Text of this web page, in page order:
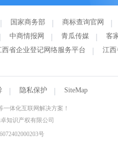
国家商务部 商标查询官网
中商情报网 青瓜传媒 客
西省企业登记网络服务平台 江西
隐私保护 SiteMap
体化互联网解决方案！
知识产权有限公司
号